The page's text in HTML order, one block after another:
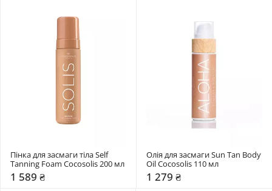
Пінка для засмаги тіла Self
1 589 ₴
Олія для засмаги Sun Tan Body
1 279 ₴